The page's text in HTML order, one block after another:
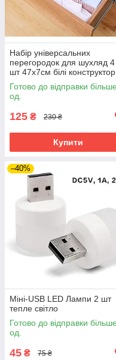
Набір універсальних
перегородок для шухляд 4
шт 47х7см білі конструктор
органайзер
Готово до відправки
од.
125 ₴ 230 ₴
Купити
–40%
Міні-USB LED Лампи 2 шт
тепле світло
Готово до відправки
од.
45 ₴ 75 ₴